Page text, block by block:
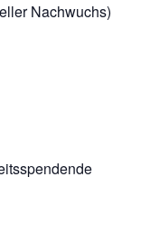
Nachwuchs)